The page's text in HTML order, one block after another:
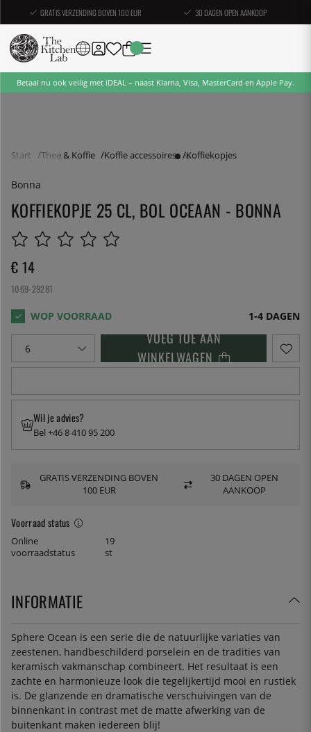
GRATIS VERZENDING BOVEN 100 EUR 30 DAGEN OPEN AANKOOP
Betaal nu ook veilig met iDEAL – naast Klarna, Visa, MasterCard en Apple Pay.
Start Thee & Koffie Koffie accessoires Koffiekopjes
Bonna
KOFFIEKOPJE 25 CL, BOL OCEAAN - BONNA
€ 14
1069-29281
1-4 DAGEN
VOEG TOE AAN
WINKELWAGEN
Voorraad status
Online
voorraadstatus
19
st
Wil je advies?
Bel +46 8 410 95 200
GRATIS VERZENDING BOVEN
100 EUR
30 DAGEN OPEN
AANKOOP
INFORMATIE
Sphere Ocean is een serie die de natuurlijke variaties van
zeestenen, handbeschilderd porselein en de tradities van
keramisch vakmanschap combineert. Het resultaat is een
zachte en harmonieuze look die tegelijkertijd mooi en rustiek
is. De glanzende en dramatische verschuivingen van de
binnenkant in contrast met de matte afwerking van de
buitenkant maken iedereen blij!